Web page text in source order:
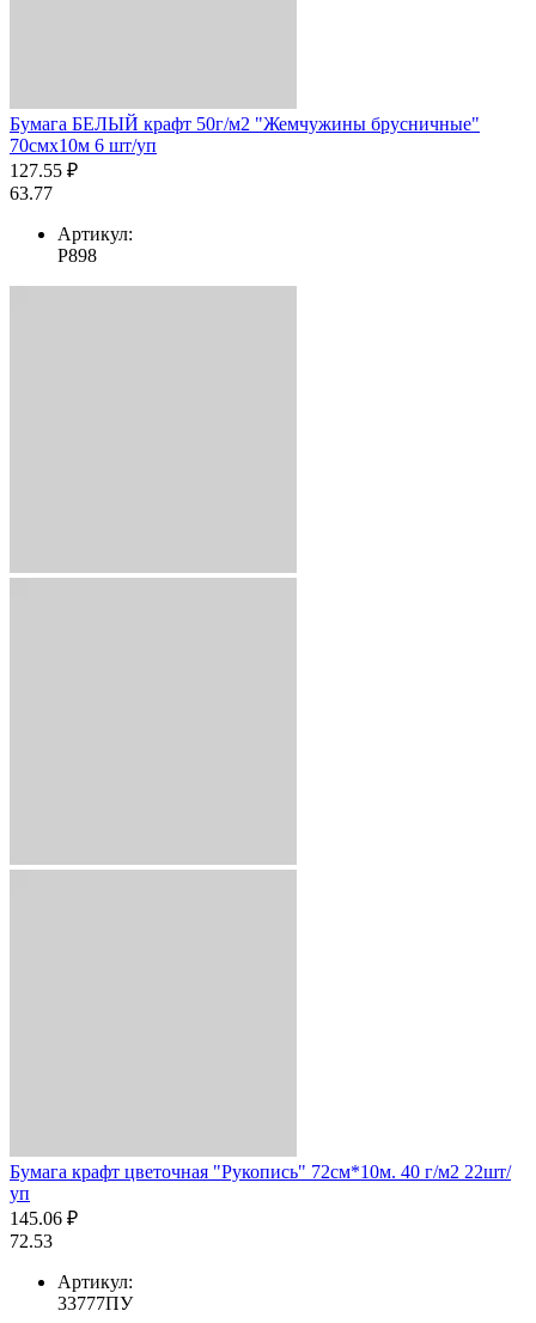
Бумага БЕЛЫЙ крафт 50г/м2 "Жемчужины брусничные"
70смх10м 6 шт/уп
127.55 ₽
63.77
Артикул:
Р898
Бумага крафт цветочная "Рукопись" 72см*10м. 40 г/м2 22шт/
уп
145.06 ₽
72.53
Артикул:
33777ПУ